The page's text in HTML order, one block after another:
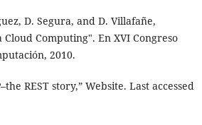
D. Segura, and D. Villafañe,
Computing". En XVI Congreso
2010.
REST story,” Website. Last accessed